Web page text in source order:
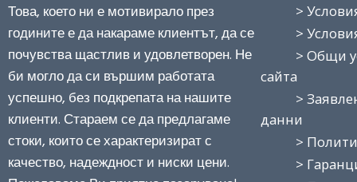
Това, което ни е мотивирало през
годините е да накараме клиентът, да се
почувства щастлив и удовлетворен. Не
би могло да си вършим работата
успешно, без подкрепата на нашите
клиенти. Стараем се да предлагаме
стоки, които се характеризират с
качество, надеждност и ниски цени.
> Условия
> Условия
> Общи
сайта
>
данни
>
>